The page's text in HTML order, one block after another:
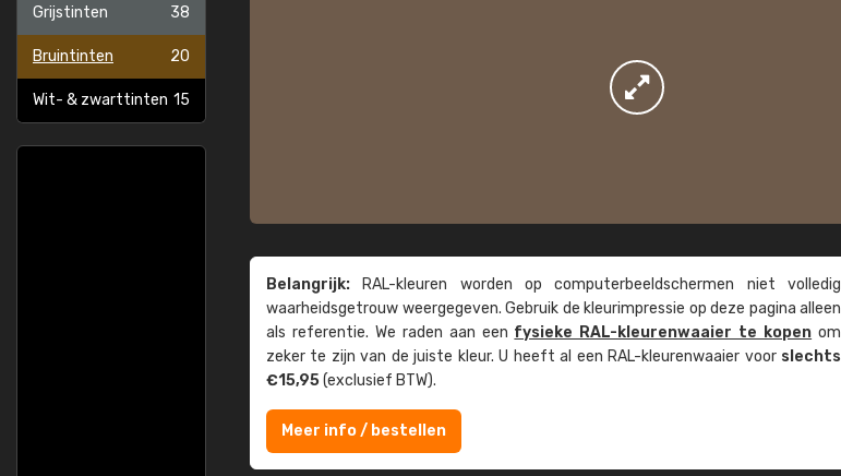
Grijstinten 38
Bruintinten 20
Wit- & zwarttinten 15
Belangrijk: RAL-kleuren worden op computer­beeld­schermen niet volledig
waarheids­­getrouw weer­gegeven. Gebruik de kleur­impressie op deze pagina alleen
als referentie. We raden aan een fysieke RAL-kleuren­waaier te kopen om
zeker te zijn van de juiste kleur. U heeft al een RAL-kleuren­waaier voor slechts
€15,95(exclusief BTW).
Meer info / bestellen